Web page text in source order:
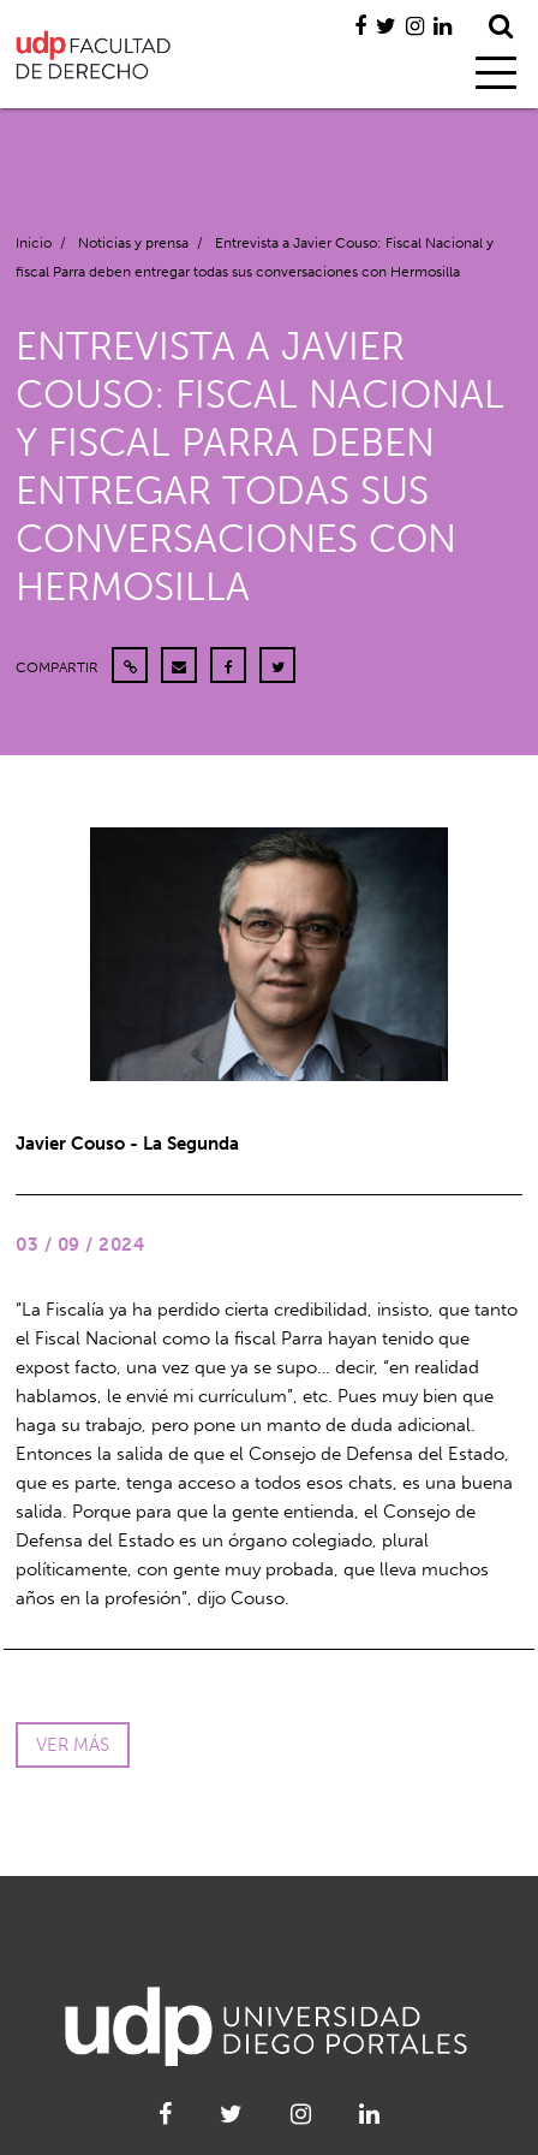
Inicio / Noticias y prensa /
Entrevista a Javier Couso: Fiscal Nacional y
fiscal Parra deben entregar todas sus conversaciones con Hermosilla
ENTREVISTA A JAVIER
COUSO: FISCAL NACIONAL
Y FISCAL PARRA DEBEN
ENTREGAR TODAS SUS
CONVERSACIONES CON
HERMOSILLA
COMPARTIR
Javier Couso - La Segunda
03 / 09 / 2024
“La Fiscalía ya ha perdido cierta credibilidad, insisto, que tanto
el Fiscal Nacional como la fiscal Parra hayan tenido que
expost facto, una vez que ya se supo… decir, “en realidad
hablamos, le envié mi currículum”, etc. Pues muy bien que
haga su trabajo, pero pone un manto de duda adicional.
Entonces la salida de que el Consejo de Defensa del Estado,
que es parte, tenga acceso a todos esos chats, es una buena
salida. Porque para que la gente entienda, el Consejo de
Defensa del Estado es un órgano colegiado, plural
políticamente, con gente muy probada, que lleva muchos
años en la profesión”, dijo Couso.
VER MÁS